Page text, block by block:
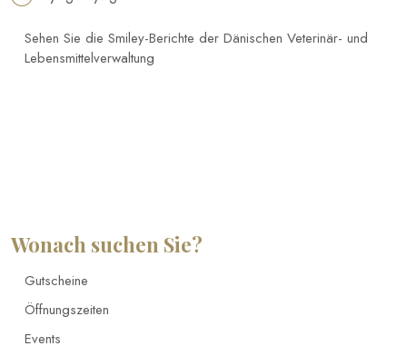
Sehen Sie die Smiley-Berichte der Dänischen Veterinär- und
Lebensmittelverwaltung
Wonach suchen Sie?
Gutscheine
Öffnungszeiten
Events